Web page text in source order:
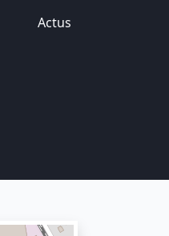
Actus